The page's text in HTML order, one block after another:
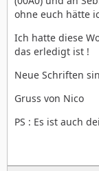
ohne euch hätte
Ich hatte diese
das erledigt ist !
Neue Schriften
Gruss von Nico
PS : Es ist auch